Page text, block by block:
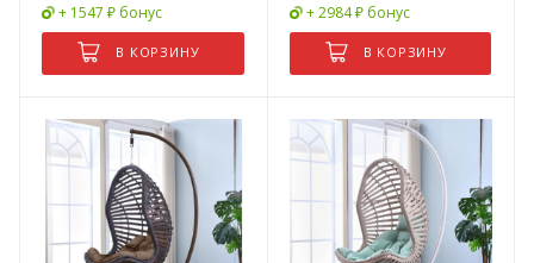
+ 1547 ₽ бонус
В КОРЗИНУ
+ 2984 ₽ бонус
В КОРЗИНУ